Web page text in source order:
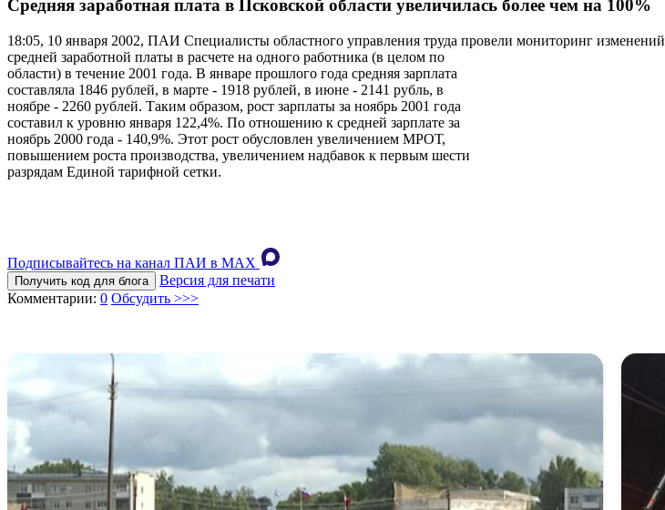
Средняя заработная плата в Псковской области увеличилась более чем на 100%
18:05, 10 января 2002, ПАИ Специалисты областного управления труда провели мониторинг изменений
средней заработной платы в расчете на одного работника (в целом по
области) в течение 2001 года. В январе прошлого года средняя зарплата
составляла 1846 рублей, в марте - 1918 рублей, в июне - 2141 рубль, в
ноябре - 2260 рублей. Таким образом, рост зарплаты за ноябрь 2001 года
составил к уровню января 122,4%. По отношению к средней зарплате за
ноябрь 2000 года - 140,9%. Этот рост обусловлен увеличением МРОТ,
повышением роста производства, увеличением надбавок к первым шести
разрядам Единой тарифной сетки.
Подписывайтесь на канал ПАИ в MAХ
Получить код для блога
Версия для печати
Комментарии: 0 Обсудить >>>